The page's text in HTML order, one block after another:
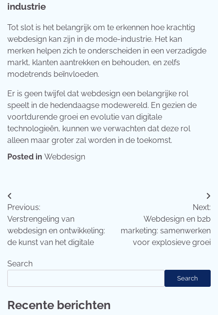
industrie
Tot slot is het belangrijk om te erkennen hoe krachtig
webdesign kan zijn in de mode-industrie. Het kan
merken helpen zich te onderscheiden in een verzadigde
markt, klanten aantrekken en behouden, en zelfs
modetrends beïnvloeden.
Er is geen twijfel dat webdesign een belangrijke rol
speelt in de hedendaagse modewereld. En gezien de
voortdurende groei en evolutie van digitale
technologieën, kunnen we verwachten dat deze rol
alleen maar groter zal worden in de toekomst.
Posted in Webdesign
Post
navigation
Previous:
Verstrengeling van
webdesign en ontwikkeling:
de kunst van het digitale
Next:
Webdesign en b2b
marketing: samenwerken
voor explosieve groei
Search
Search
Recente berichten